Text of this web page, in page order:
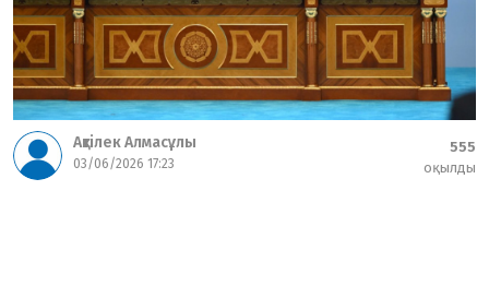
Ақтілек Алмасұлы
03/06/2026 17:23
555
оқылды